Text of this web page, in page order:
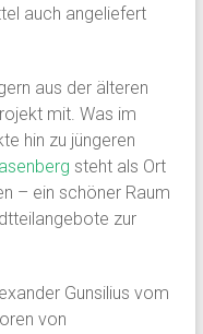
auch angeliefert
aus der älteren
mit. Was im
hin zu jüngeren
steht als Ort
– ein schöner Raum
zur
Gunsilius vom
von